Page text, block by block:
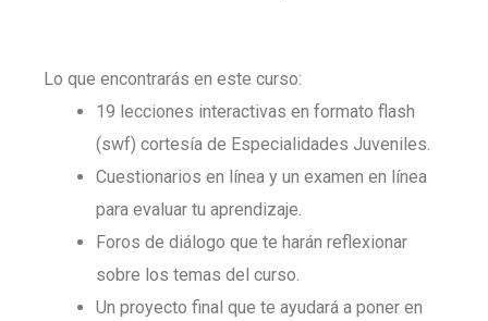
Lo que encontrarás en este curso:
19 lecciones interactivas en formato flash
(swf) cortesía de Especialidades Juveniles.
Cuestionarios en línea y un examen en línea
para evaluar tu aprendizaje.
Foros de diálogo que te harán reflexionar
sobre los temas del curso.
Un proyecto final que te ayudará a poner en